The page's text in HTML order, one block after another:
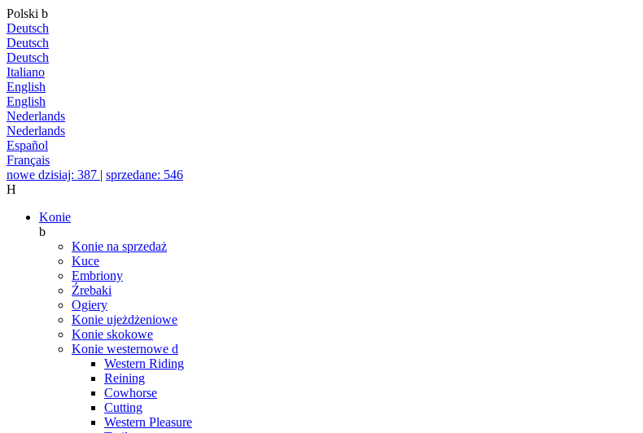
Polski b
Deutsch
Deutsch
Deutsch
Italiano
English
English
Nederlands
Nederlands
Español
Français
nowe dzisiaj: 387 | sprzedane: 546
H
Konie
b
Konie na sprzedaż
Kuce
Embriony
Źrebaki
Ogiery
Konie ujeżdżeniowe
Konie skokowe
Konie westernowe d
Western Riding
Reining
Cowhorse
Cutting
Western Pleasure